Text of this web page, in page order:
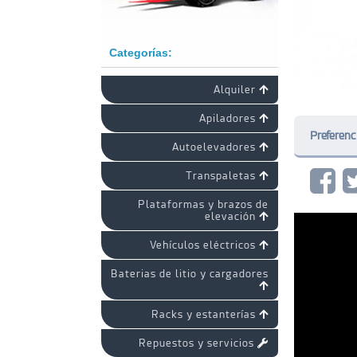
Categorías:
Alquiler
Apiladores
Autoelevadores
Transpaletas
Plataformas y brazos de
elevación
Vehículos eléctricos
Baterias de litio y cargadores
Racks y estanterías
Repuestos y servicios